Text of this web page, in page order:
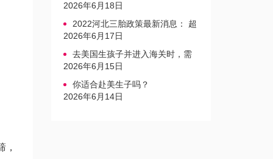
，
生家庭罚款标准更新
2026年6月18日
2022河北三胎政策最新消息： 超
生三孩不再缴纳社会抚养费
2026年6月17日
去美国生孩子并进入海关时，需
要注意的事项是什么？
2026年6月15日
你适合赴美生子吗？
2026年6月14日